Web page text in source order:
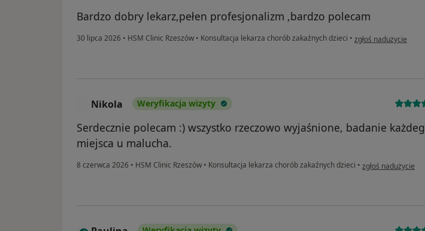
Bardzo dobry lekarz,pełen profesjonalizm ,bardzo polecam
30 lipca 2026 • HSM Clinic Rzeszów • Konsultacja lekarza chorób zakaźnych dzieci • w opinii użytkownika
zgłoś nadużycie
Nikola Weryfikacja wizyty
Serdecznie polecam :) wszystko rzeczowo wyjaśnione, badanie
miejsca u malucha.
8 czerwca 2026 • HSM Clinic Rzeszów • Konsultacja lekarza chorób zakaźnych dzieci • w opinii
zgłoś nadużycie